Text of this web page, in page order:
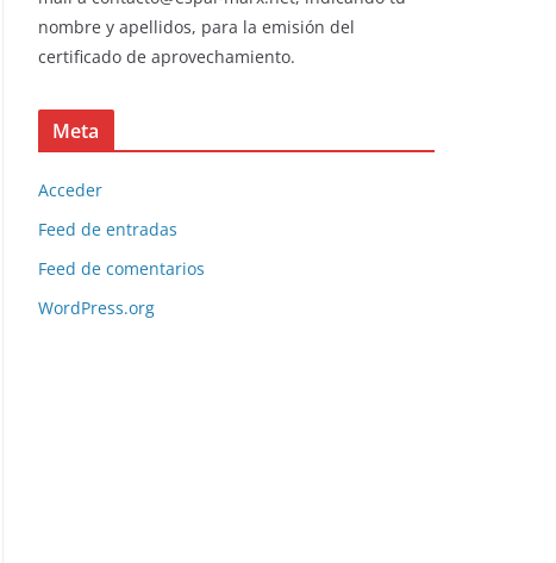
nombre y apellidos, para la emisión del
certificado de aprovechamiento.
Meta
Acceder
Feed de entradas
Feed de comentarios
WordPress.org